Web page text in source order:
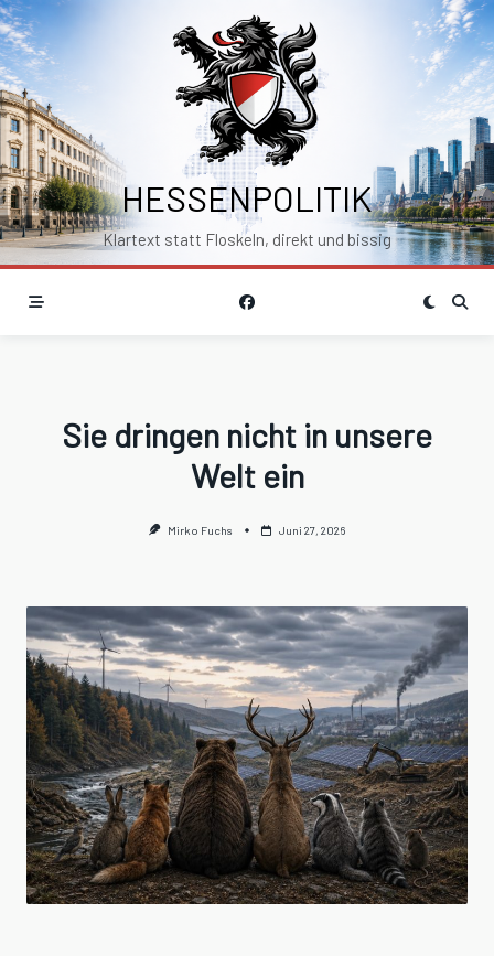
Skip
to
content
HESSENPOLITIK
Klartext statt Floskeln, direkt und bissig
Sie dringen nicht in unsere
Welt ein
Mirko Fuchs Juni 27, 2026